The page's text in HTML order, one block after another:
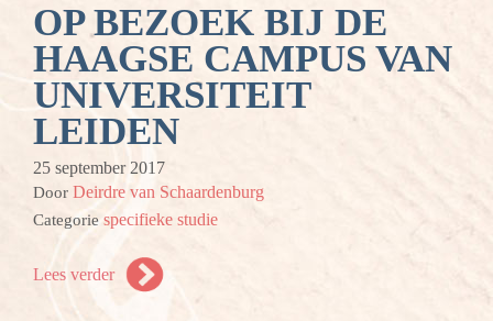
OP BEZOEK BIJ DE
HAAGSE CAMPUS VAN
UNIVERSITEIT
LEIDEN
25 september 2017
Door Deirdre van Schaardenburg
Categorie specifieke studie
Lees verder